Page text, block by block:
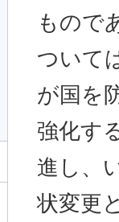
もので
ついて
が国を
強化す
進し、
状変更